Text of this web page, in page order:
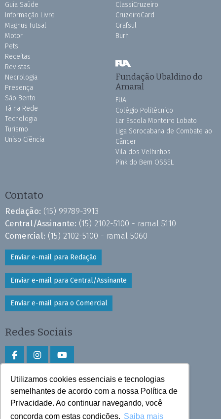
Utilizamos cookies essenciais e tecnologias
semelhantes de acordo com a nossa Política de
Privacidade. Ao continuar navegando, você
concorda com estas condições. Saiba mais
Guia Saúde
Informação Livre
Magnus Futsal
Motor
Pets
Receitas
Revistas
Necrologia
Presença
São Bento
Tá na Rede
Tecnologia
Turismo
Uniso Ciência
ClassiCruzeiro
CruzeiroCard
Grafsul
Burh
Fundação Ubaldino do
Amaral
FUA
Colégio Politécnico
Lar Escola Monteiro Lobato
Liga Sorocabana de Combate ao
Câncer
Vila dos Velhinhos
Pink do Bem OSSEL
Contato
Redação: (15) 99789-3913
Central/Assinante: (15) 2102-5100 - ramal 5110
Comercial: (15) 2102-5100 - ramal 5060
Enviar e-mail para Redação
Enviar e-mail para Central/Assinante
Enviar e-mail para o Comercial
Redes Sociais
Faça download do aplicativo
Play Store e App Store